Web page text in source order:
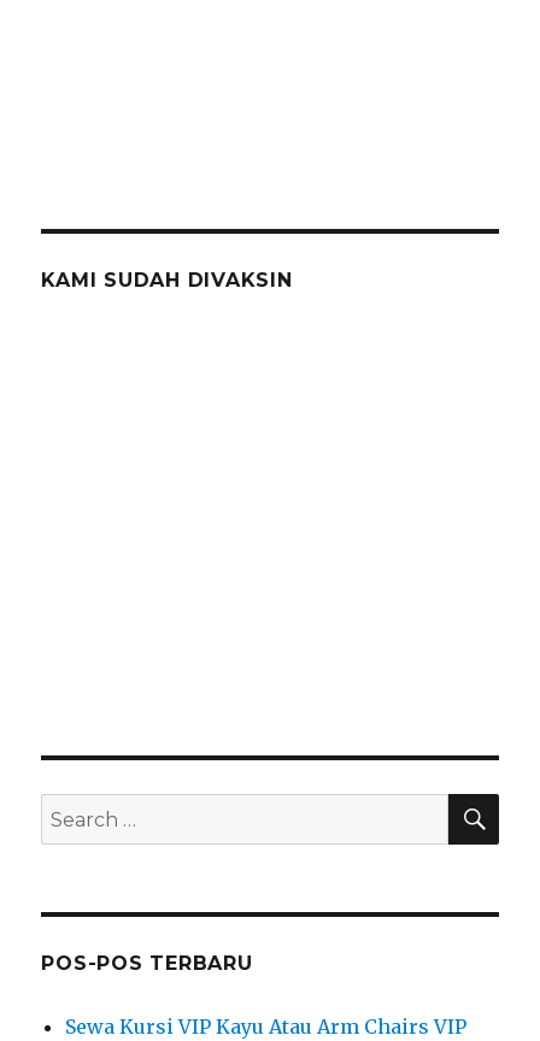
KAMI SUDAH DIVAKSIN
Search
for:
POS-POS TERBARU
Sewa Kursi VIP Kayu Atau Arm Chairs VIP